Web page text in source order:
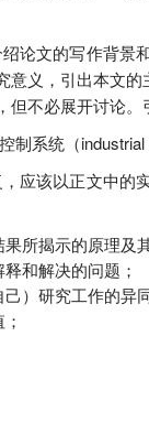
论文的写作背景
意义，引出本文
不必展开讨论。
系统（industrial
应该以正文中
所揭示的原理及
和解决的问题；
）研究工作的异